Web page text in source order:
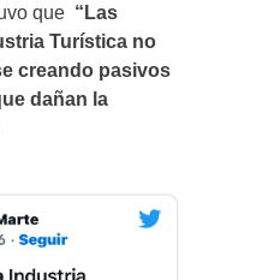
que “Las
Turística no
creando pasivos
dañan la